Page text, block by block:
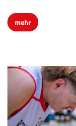
mehr